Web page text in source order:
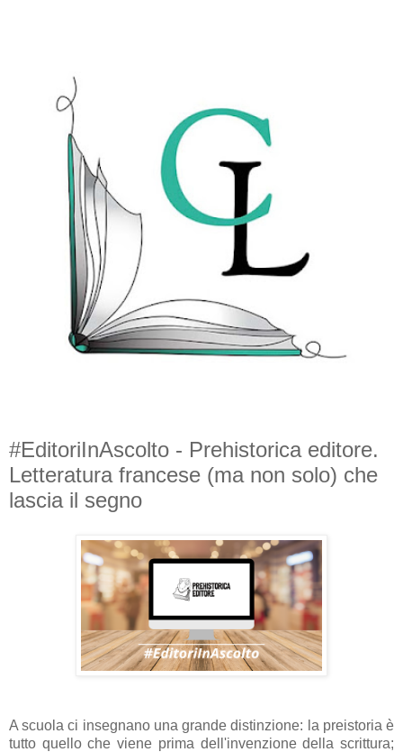
#EditoriInAscolto - Prehistorica editore.
Letteratura francese (ma non solo) che
lascia il segno
A scuola ci insegnano una grande distinzione: la preistoria è
tutto quello che viene prima dell'invenzione della scrittura;